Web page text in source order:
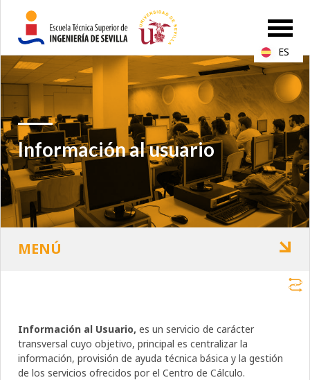
Información al usuario
Información al Usuario, es un servicio de carácter
transversal cuyo objetivo, principal es centralizar la
información, provisión de ayuda técnica básica y la gestión
de los servicios ofrecidos por el Centro de Cálculo.
ES